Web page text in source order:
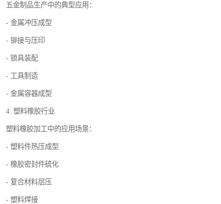
五金制品生产中的典型应用：
- 金属冲压成型
- 铆接与压印
- 锁具装配
- 工具制造
- 金属容器成型
4. 塑料橡胶行业
塑料橡胶加工中的应用场景：
- 塑料件热压成型
- 橡胶密封件硫化
- 复合材料层压
- 塑料焊接